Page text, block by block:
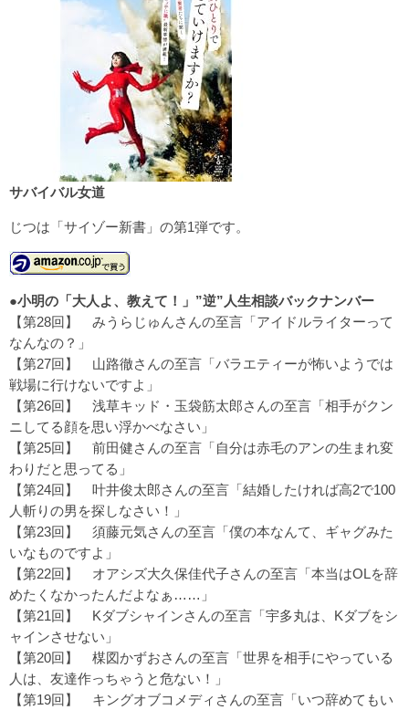
サバイバル女道
じつは「サイゾー新書」の第1弾です。
●小明の「大人よ、教えて！」”逆”人生相談バックナンバー
【第28回】 みうらじゅんさんの至言「アイドルライターって
なんなの？」
【第27回】 山路徹さんの至言「バラエティーが怖いようでは
戦場に行けないですよ」
【第26回】 浅草キッド・玉袋筋太郎さんの至言「相手がクン
ニしてる顔を思い浮かべなさい」
【第25回】 前田健さんの至言「自分は赤毛のアンの生まれ変
わりだと思ってる」
【第24回】 叶井俊太郎さんの至言「結婚したければ高2で100
人斬りの男を探しなさい！」
【第23回】 須藤元気さんの至言「僕の本なんて、ギャグみた
いなものですよ」
【第22回】 オアシズ大久保佳代子さんの至言「本当はOLを辞
めたくなかったんだよなぁ……」
【第21回】 Kダブシャインさんの至言「宇多丸は、Kダブをシ
ャインさせない」
【第20回】 楳図かずおさんの至言「世界を相手にやっている
人は、友達作っちゃうと危ない！」
【第19回】 キングオブコメディさんの至言「いつ辞めてもい